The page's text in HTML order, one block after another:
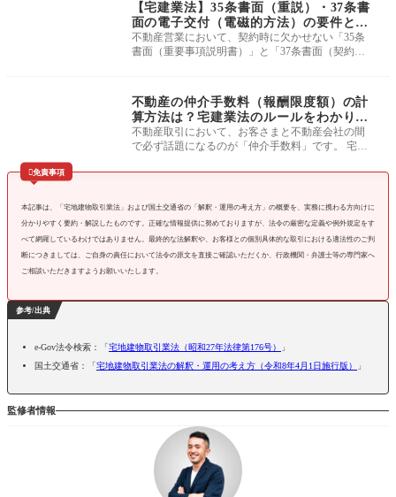
【宅建業法】35条書面（重説）・37条書
面の電子交付（電磁的方法）の要件と事
前承諾の取り方
不動産営業において、契約時に欠かせない「35条
書面（重要事項説明書）」と「37条書面（契約
不動産の仲介手数料（報酬限度額）の計
算方法は？宅建業法のルールをわかりや
すく解説
不動産取引において、お客さまと不動産会社の間
で必ず話題になるのが「仲介手数料」です。 宅建
免責事項
本記事は、「宅地建物取引業法」および国土交通省の「解釈・運用の考え方」の概要を、実務に携わる方向けに
分かりやすく要約・解説したものです。正確な情報提供に努めておりますが、法令の厳密な定義や例外規定をす
べて網羅しているわけではありません。最終的な法解釈や、お客様との個別具体的な取引における適法性のご判
断につきましては、ご自身の責任において法令の原文を直接ご確認いただくか、行政機関・弁護士等の専門家へ
ご相談いただきますようお願いいたします。
参考/出典
e-Gov法令検索：「 宅地建物取引業法（昭和27年法律第176号）
」
国土交通省：「 宅地建物取引業法の解釈・運用の考え方（令和8年4月1日施行版） 」
監修者情報